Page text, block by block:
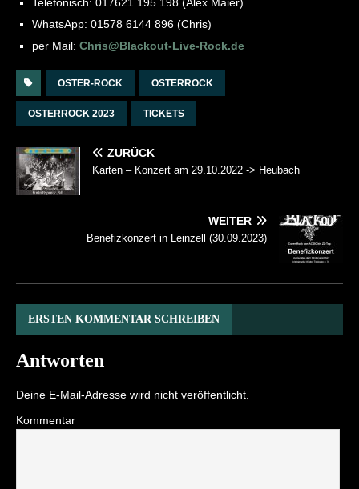
Telefonisch: 017621 195 198 (Alex Maier)
WhatsApp: 01578 6144 896 (Chris)
per Mail: Chris@Blackout-Live-Rock.de
OSTER-ROCK OSTERROCK
OSTERROCK 2023 TICKETS
ZURÜCK
Karten – Konzert am 29.10.2022 -> Heubach
WEITER
Benefizkonzert in Leinzell (30.09.2023)
ERSTEN KOMMENTAR SCHREIBEN
Antworten
Deine E-Mail-Adresse wird nicht veröffentlicht.
Kommentar